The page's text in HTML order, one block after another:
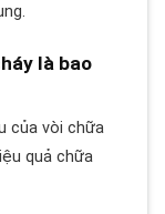
là bao
của vòi chữa
quả chữa